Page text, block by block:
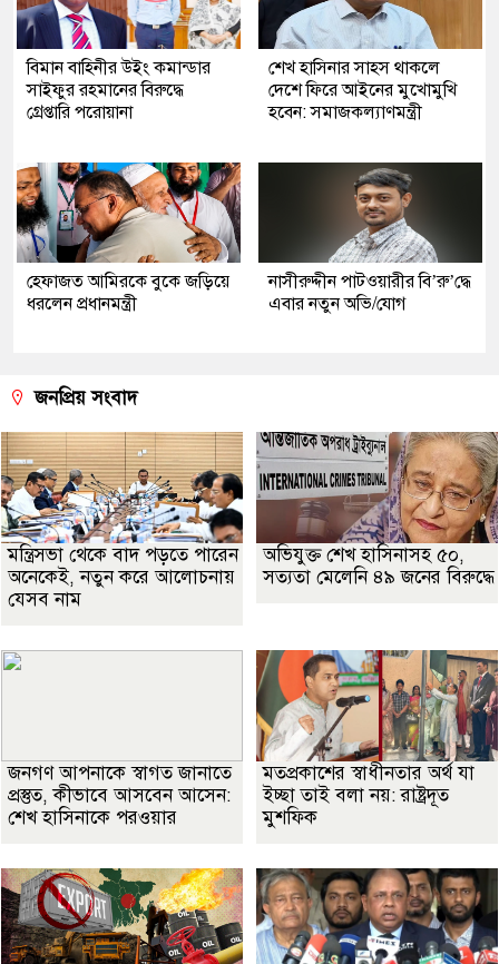
বিমান বাহিনীর উইং কমান্ডার
সাইফুর রহমানের বিরুদ্ধে
গ্রেপ্তারি পরোয়ানা
শেখ হাসিনার সাহস থাকলে
দেশে ফিরে আইনের মুখোমুখি
হবেন: সমাজকল্যাণমন্ত্রী
হেফাজত আমিরকে বুকে জড়িয়ে
ধরলেন প্রধানমন্ত্রী
নাসীরুদ্দীন পাটওয়ারীর বি’রু’দ্ধে
এবার নতুন অভি/যোগ
জনপ্রিয় সংবাদ
মন্ত্রিসভা থেকে বাদ পড়তে পারেন
অনেকেই, নতুন করে আলোচনায়
যেসব নাম
অভিযুক্ত শেখ হাসিনাসহ ৫০,
সত্যতা মেলেনি ৪৯ জনের বিরুদ্ধে
জনগণ আপনাকে স্বাগত জানাতে
প্রস্তুত, কীভাবে আসবেন আসেন:
শেখ হাসিনাকে পরওয়ার
মতপ্রকাশের স্বাধীনতার অর্থ যা
ইচ্ছা তাই বলা নয়: রাষ্ট্রদূত
মুশফিক